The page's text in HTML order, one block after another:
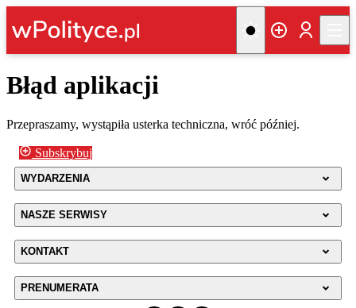
Błąd aplikacji
Przepraszamy, wystąpiła usterka techniczna, wróć później.
Subskrybuj
WYDARZENIA
NASZE SERWISY
KONTAKT
PRENUMERATA